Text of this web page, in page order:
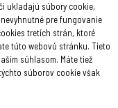
ukladajú súbory cookie,
pre fungovanie
tretích strán, ktoré
túto webovú stránku. Tieto
súhlasom. Máte tiež
súborov cookie však